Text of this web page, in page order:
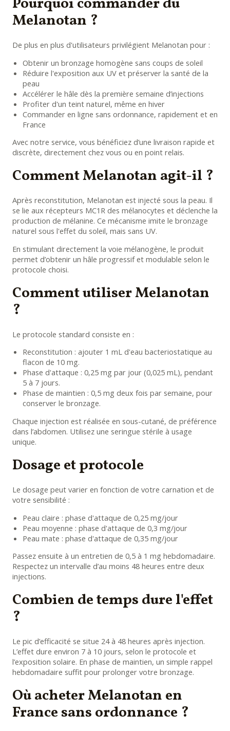
Melanotan ?
De plus en plus d'utilisateurs privilégient Melanotan pour :
Obtenir un bronzage homogène sans coups de soleil
Réduire l'exposition aux UV et préserver la santé de la
peau
Accélérer le hâle dès la première semaine d’injections
Profiter d'un teint naturel, même en hiver
Commander en ligne sans ordonnance, rapidement et en
France
Avec notre service, vous bénéficiez d’une livraison rapide et
discrète, directement chez vous ou en point relais.
Comment Melanotan agit-il ?
Après reconstitution, Melanotan est injecté sous la peau. Il
se lie aux récepteurs MC1R des mélanocytes et déclenche la
production de mélanine. Ce mécanisme imite le bronzage
naturel sous l'effet du soleil, mais sans UV.
En stimulant directement la voie mélanogène, le produit
permet d’obtenir un hâle progressif et modulable selon le
protocole choisi.
Comment utiliser Melanotan
?
Le protocole standard consiste en :
Reconstitution : ajouter 1 mL d'eau bacteriostatique au
flacon de 10 mg.
Phase d'attaque : 0,25 mg par jour (0,025 mL), pendant
5 à 7 jours.
Phase de maintien : 0,5 mg deux fois par semaine, pour
conserver le bronzage.
Chaque injection est réalisée en sous-cutané, de préférence
dans l’abdomen. Utilisez une seringue stérile à usage
unique.
Dosage et protocole
Le dosage peut varier en fonction de votre carnation et de
votre sensibilité :
Peau claire : phase d'attaque de 0,25 mg/jour
Peau moyenne : phase d'attaque de 0,3 mg/jour
Peau mate : phase d'attaque de 0,35 mg/jour
Passez ensuite à un entretien de 0,5 à 1 mg hebdomadaire.
Respectez un intervalle d’au moins 48 heures entre deux
injections.
Combien de temps dure l'effet
?
Le pic d’efficacité se situe 24 à 48 heures après injection.
L’effet dure environ 7 à 10 jours, selon le protocole et
l’exposition solaire. En phase de maintien, un simple rappel
hebdomadaire suffit pour prolonger votre bronzage.
Où acheter Melanotan en
France sans ordonnance ?